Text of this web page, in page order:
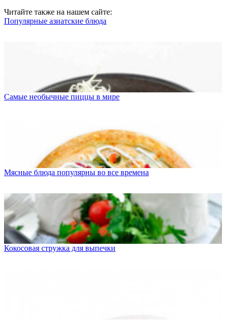
Читайте также на нашем сайте:
Популярные азиатские блюда
Самые необычные пиццы в мире
Мясные блюда популярны во все времена
Кокосовая стружка для выпечки